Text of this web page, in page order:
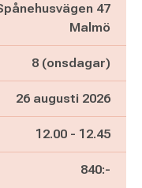
47
Malmö
8 (onsdagar)
26 augusti 2026
Pågår mellan
12.00 - och
12.45
840:-